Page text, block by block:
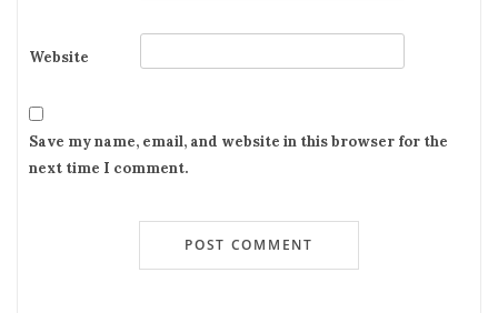
Website
Save my name, email, and website in this browser for the
next time I comment.